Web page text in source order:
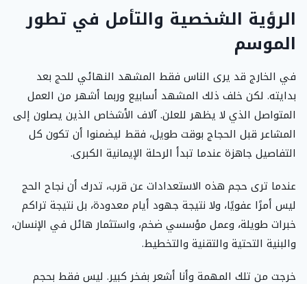
الرؤية الشخصية والتأمل في تطور
الموسم
في الخارج قد يرى الناس فقط المشهد النهائي للحج بعد
بدايته. لكن خلف ذلك المشهد أسابيع وربما أشهر من العمل
المتواصل الذي لا يظهر للعلن. آلاف الأشخاص الذين يصلون إلى
المشاعر قبل الحجاج بوقت طويل، فقط ليضمنوا أن تكون كل
التفاصيل جاهزة عندما تبدأ الرحلة الإيمانية الكبرى.
عندما ترى حجم هذه الاستعدادات عن قرب، تدرك أن نجاح الحج
ليس أمرًا عفويًا، ولا نتيجة جهود أيام معدودة، بل نتيجة تراكم
خبرات طويلة، وعمل مؤسسي ضخم، واستثمار هائل في الإنسان،
والبنية التحتية والتقنية والتخطيط.
خرجت من تلك المهمة وأنا أشعر بفخر كبير. ليس فقط بحجم